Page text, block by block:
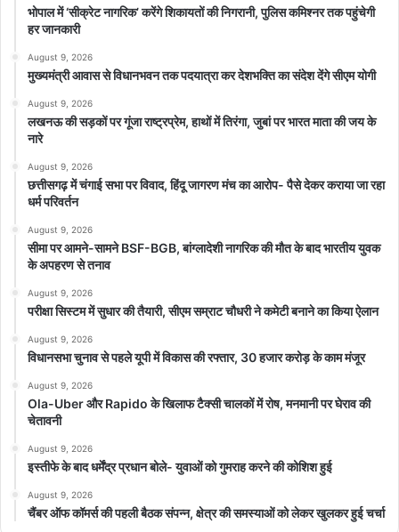
भोपाल में ‘सीक्रेट नागरिक’ करेंगे शिकायतों की निगरानी, पुलिस कमिश्नर तक पहुंचेगी
हर जानकारी
August 9, 2026
मुख्यमंत्री आवास से विधानभवन तक पदयात्रा कर देशभक्ति का संदेश देंगे सीएम योगी
August 9, 2026
लखनऊ की सड़कों पर गूंजा राष्ट्रप्रेम, हाथों में तिरंगा, जुबां पर भारत माता की जय के
नारे
August 9, 2026
छत्तीसगढ़ में चंगाई सभा पर विवाद, हिंदू जागरण मंच का आरोप- पैसे देकर कराया जा रहा
धर्म परिवर्तन
August 9, 2026
सीमा पर आमने-सामने BSF-BGB, बांग्लादेशी नागरिक की मौत के बाद भारतीय युवक
के अपहरण से तनाव
August 9, 2026
परीक्षा सिस्टम में सुधार की तैयारी, सीएम सम्राट चौधरी ने कमेटी बनाने का किया ऐलान
August 9, 2026
विधानसभा चुनाव से पहले यूपी में विकास की रफ्तार, 30 हजार करोड़ के काम मंजूर
August 9, 2026
Ola-Uber और Rapido के खिलाफ टैक्सी चालकों में रोष, मनमानी पर घेराव की
चेतावनी
August 9, 2026
इस्तीफे के बाद धर्मेंद्र प्रधान बोले- युवाओं को गुमराह करने की कोशिश हुई
August 9, 2026
चैंबर ऑफ कॉमर्स की पहली बैठक संपन्न, क्षेत्र की समस्याओं को लेकर खुलकर हुई चर्चा